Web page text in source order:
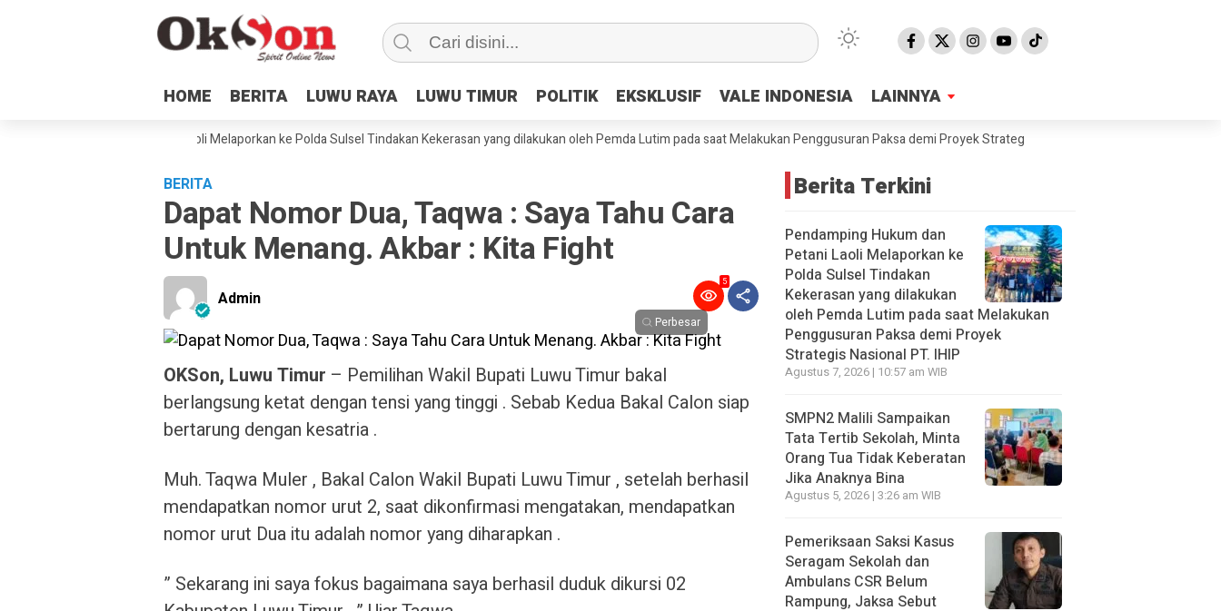
HOME BERITA LUWU RAYA LUWU TIMUR POLITIK EKSKLUSIF VALE INDONESIA LAINNYA
HOME BERITA LUWU RAYA LUWU TIMUR POLITIK EKSKLUSIF VALE INDONESIA LAINNYA
Hukum dan Petani Laoli Melaporkan ke Polda Sulsel Tindakan Kekerasan yang dilakukan oleh Pemda Lutim pada saat Melakukan Penggusuran Paksa demi Proyek Strategis Nasional PT. IHIP
BERITA
Dapat Nomor Dua, Taqwa : Saya Tahu Cara
Untuk Menang. Akbar : Kita Fight
Admin
5
Perbesar
OKSon, Luwu Timur – Pemilihan Wakil Bupati Luwu Timur bakal
berlangsung ketat dengan tensi yang tinggi . Sebab Kedua Bakal Calon siap
bertarung dengan kesatria .
Muh. Taqwa Muler , Bakal Calon Wakil Bupati Luwu Timur , setelah berhasil
mendapatkan nomor urut 2, saat dikonfirmasi mengatakan, mendapatkan
nomor urut Dua itu adalah nomor yang diharapkan .
” Sekarang ini saya fokus bagaimana saya berhasil duduk dikursi 02
Berita Terkini
Pendamping Hukum dan
Petani Laoli Melaporkan ke
Polda Sulsel Tindakan
Kekerasan yang dilakukan
oleh Pemda Lutim pada saat Melakukan
Penggusuran Paksa demi Proyek
Strategis Nasional PT. IHIP
Agustus 7, 2026 | 10:57 am WIB
SMPN2 Malili Sampaikan
Tata Tertib Sekolah, Minta
Orang Tua Tidak Keberatan
Jika Anaknya Bina
Agustus 5, 2026 | 3:26 am WIB
Pemeriksaan Saksi Kasus
Seragam Sekolah dan
Ambulans CSR Belum
Rampung, Jaksa Sebut